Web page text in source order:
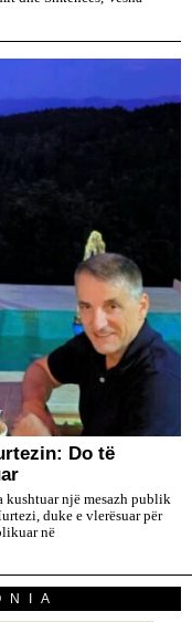
Do të
një mesazh publik
duke e vlerësuar për
në